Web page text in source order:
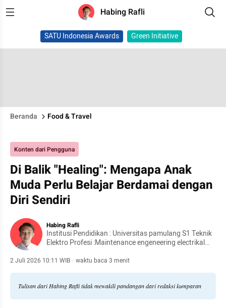
Habing Rafli
SATU Indonesia Awards Green Initiative
Beranda Food & Travel
Konten dari Pengguna
Di Balik "Healing": Mengapa Anak
Muda Perlu Belajar Berdamai dengan
Diri Sendiri
Habing Rafli
Institusi Pendidikan : Universitas pamulang S1 Teknik
Elektro Profesi :Maintenance engeneering electrikal
2 Juli 2026 10:11 WIB · waktu baca 3 menit
Tulisan dari Habing Rafli tidak mewakili pandangan dari redaksi kumparan